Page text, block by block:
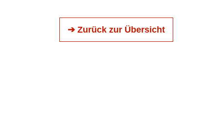
➔ Zurück zur Übersicht